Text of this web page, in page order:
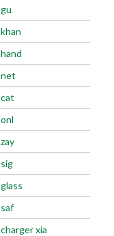
gu
khan
hand
net
cat
onl
zay
sig
glass
saf
charger xia